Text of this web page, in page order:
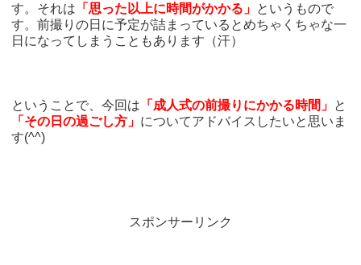
す。それは 「思った以上に時間がかかる」 というもので
す。前撮りの日に予定が詰まっているとめちゃくちゃな一
日になってしまうこともあります（汗）
ということで、今回は 「成人式の前撮りにかかる時間」 と
「その日の過ごし方」 についてアドバイスしたいと思いま
す(^^)
スポンサーリンク